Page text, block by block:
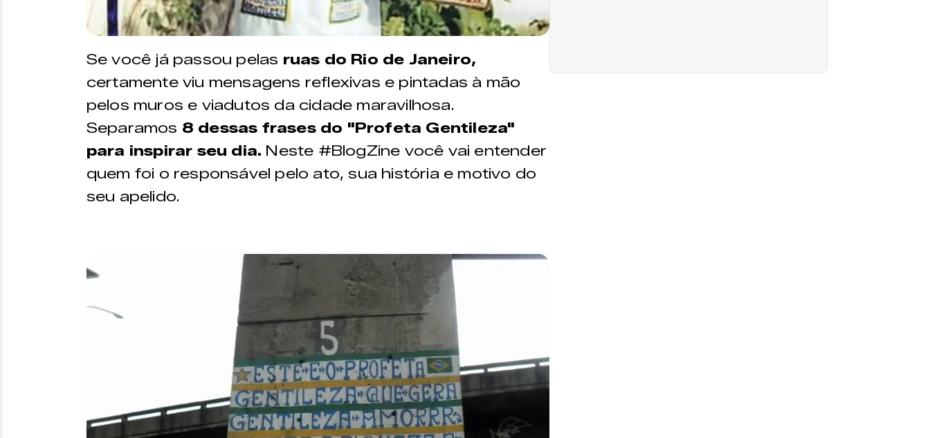
Se você já passou pelas ruas do Rio de Janeiro,
certamente viu mensagens reflexivas e pintadas à mão
pelos muros e viadutos da cidade maravilhosa.
Separamos 8 dessas frases do "Profeta Gentileza"
para inspirar seu dia. Neste #BlogZine você vai entender
quem foi o responsável pelo ato, sua história e motivo do
seu apelido.